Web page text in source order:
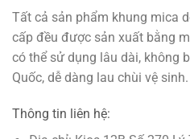
Tất cả sản phẩm khung mica
cấp đều được sản xuất bằng
có thể sử dụng lâu dài, không
Quốc, dễ dàng lau chùi vệ sinh.
Thông tin liên hệ: